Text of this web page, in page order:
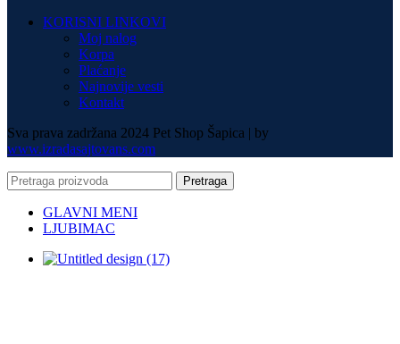
KORISNI LINKOVI
Moj nalog
Korpa
Plaćanje
Najnovije vesti
Kontakt
Sva prava zadržana 2024 Pet Shop Šapica | by
www.izradasajtovans.com
Pretraga
GLAVNI MENI
LJUBIMAC